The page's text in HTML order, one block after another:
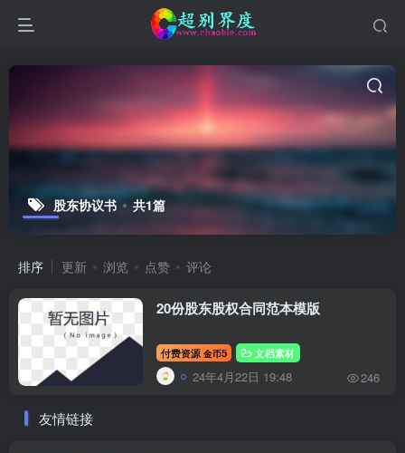
股东协议书 共1篇
排序 更新 浏览 点赞 评论
20份股东股权合同范本模版
付费资源 金币5 文档素材
24年4月22日 19:48 246
友情链接